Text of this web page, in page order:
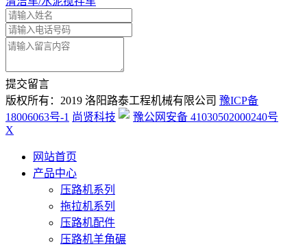
提交留言
版权所有：2019 洛阳路泰工程机械有限公司 豫ICP备
18006063号-1 尚贤科技
豫公网安备 41030502000240号
X
网站首页
产品中心
压路机系列
拖拉机系列
压路机配件
压路机羊角碾